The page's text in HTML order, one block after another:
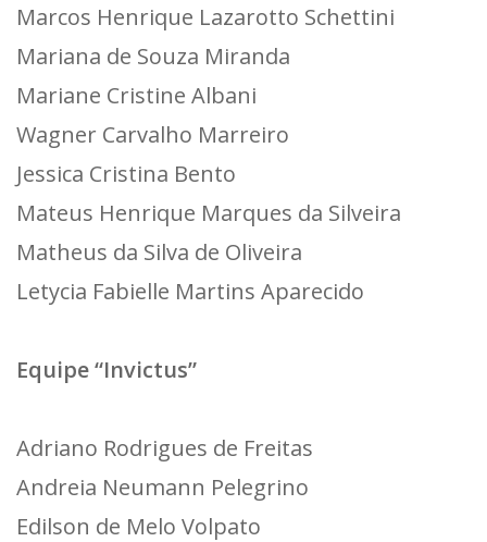
Marcos Henrique Lazarotto Schettini
Mariana de Souza Miranda
Mariane Cristine Albani
Wagner Carvalho Marreiro
Jessica Cristina Bento
Mateus Henrique Marques da Silveira
Matheus da Silva de Oliveira
Letycia Fabielle Martins Aparecido
Equipe “Invictus”
Adriano Rodrigues de Freitas
Andreia Neumann Pelegrino
Edilson de Melo Volpato